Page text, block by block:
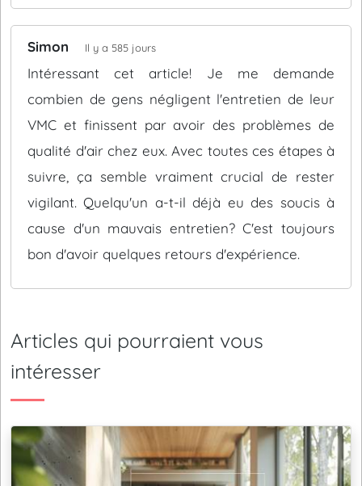
Simon Il y a 585 jours
Intéressant cet article! Je me demande
combien de gens négligent l'entretien de leur
VMC et finissent par avoir des problèmes de
qualité d'air chez eux. Avec toutes ces étapes à
suivre, ça semble vraiment crucial de rester
vigilant. Quelqu'un a-t-il déjà eu des soucis à
cause d'un mauvais entretien? C'est toujours
bon d'avoir quelques retours d'expérience.
Articles qui pourraient vous
intéresser